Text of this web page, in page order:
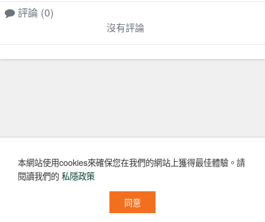
評論 (0)
沒有評論
本網站使用cookies來確保您在我們的網站上獲得最佳體驗。請
閱讀我們的私隱政策
同意